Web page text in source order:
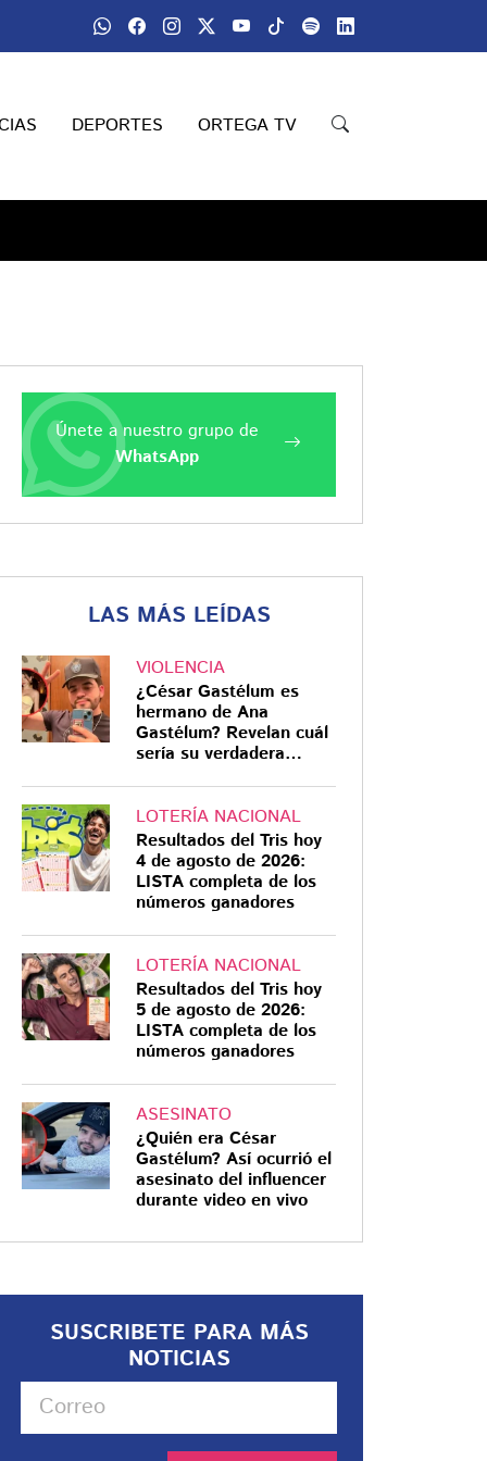
DEPORTES ORTEGA TV
Únete a nuestro grupo de
WhatsApp
LAS MÁS LEÍDAS
VIOLENCIA
¿César Gastélum es
hermano de Ana
Gastélum? Revelan cuál
sería su verdadera
LOTERÍA NACIONAL
Resultados del Tris hoy
4 de agosto de 2026:
LISTA completa de los
números ganadores
LOTERÍA NACIONAL
Resultados del Tris hoy
5 de agosto de 2026:
LISTA completa de los
números ganadores
ASESINATO
¿Quién era César
Gastélum? Así ocurrió el
asesinato del influencer
durante video en vivo
SUSCRIBETE PARA MÁS
NOTICIAS